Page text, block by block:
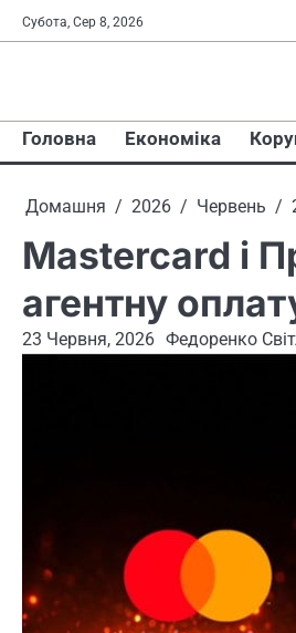
Перейти
до
Субота, Сер 8, 2026
Головна Економіка
Домашня 2026 Червень
Mastercard і
агентну
23 Червня, 2026 Федоренко